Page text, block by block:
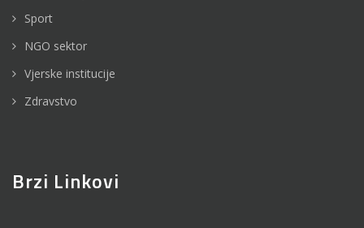
Sport
NGO sektor
Vjerske institucije
Zdravstvo
Brzi Linkovi